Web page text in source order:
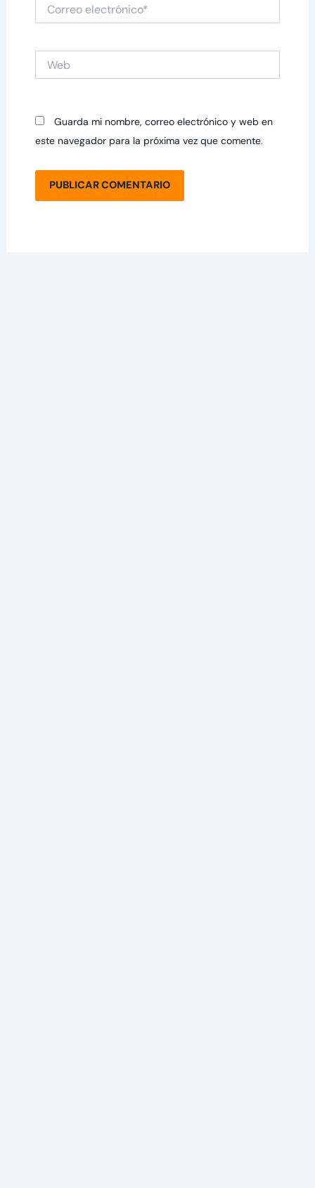
electrónico*
Guarda mi nombre, correo electrónico y web en
este navegador para la próxima vez que comente.